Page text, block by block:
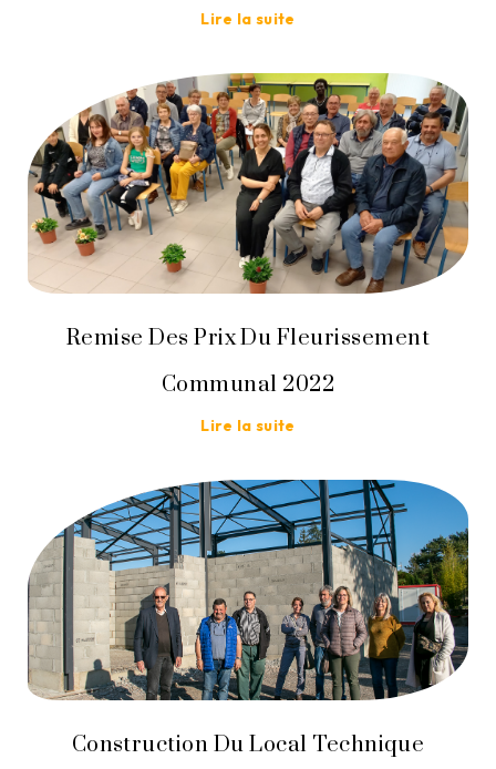
Lire la suite
Remise Des Prix Du Fleurissement
Communal 2022
Lire la suite
Construction Du Local Technique